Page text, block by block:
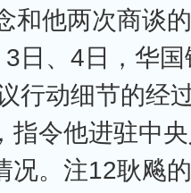
和他两次商谈
日、4日，华
行动细节的经
指令他进驻中
况。注12耿飚